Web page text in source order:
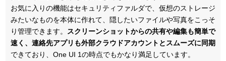
お気に入りの機能はセキュリティファルダで、仮想のストレージ
みたいなものを本体に作れて、隠したいファイルや写真をこっそ
り管理できます。
スクリーンショットからの共有や編集も簡単で
速く、 連絡先アプリも外部クラウドアカウントとスムーズに同期
できており、One UI 1の時点でもかなり満足しています。